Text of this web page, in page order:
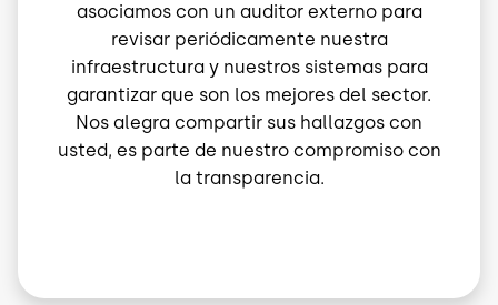
asociamos con un auditor externo para
revisar periódicamente nuestra
infraestructura y nuestros sistemas para
garantizar que son los mejores del sector.
Nos alegra compartir sus hallazgos con
usted, es parte de nuestro compromiso con
la transparencia.